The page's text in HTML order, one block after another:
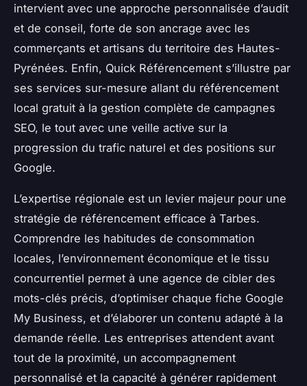
intervient avec une approche personnalisée d’audit
et de conseil, forte de son ancrage avec les
commerçants et artisans du territoire des Hautes-
Pyrénées. Enfin, Quick Référencement s’illustre par
ses services sur-mesure allant du référencement
local gratuit à la gestion complète de campagnes
SEO, le tout avec une veille active sur la
progression du trafic naturel et des positions sur
Google.
L’expertise régionale est un levier majeur pour une
stratégie de référencement efficace à Tarbes.
Comprendre les habitudes de consommation
locales, l’environnement économique et le tissu
concurrentiel permet à une agence de cibler des
mots-clés précis, d’optimiser chaque fiche Google
My Business, et d’élaborer un contenu adapté à la
demande réelle. Les entreprises attendent avant
tout de la proximité, un accompagnement
personnalisé et la capacité à générer rapidement